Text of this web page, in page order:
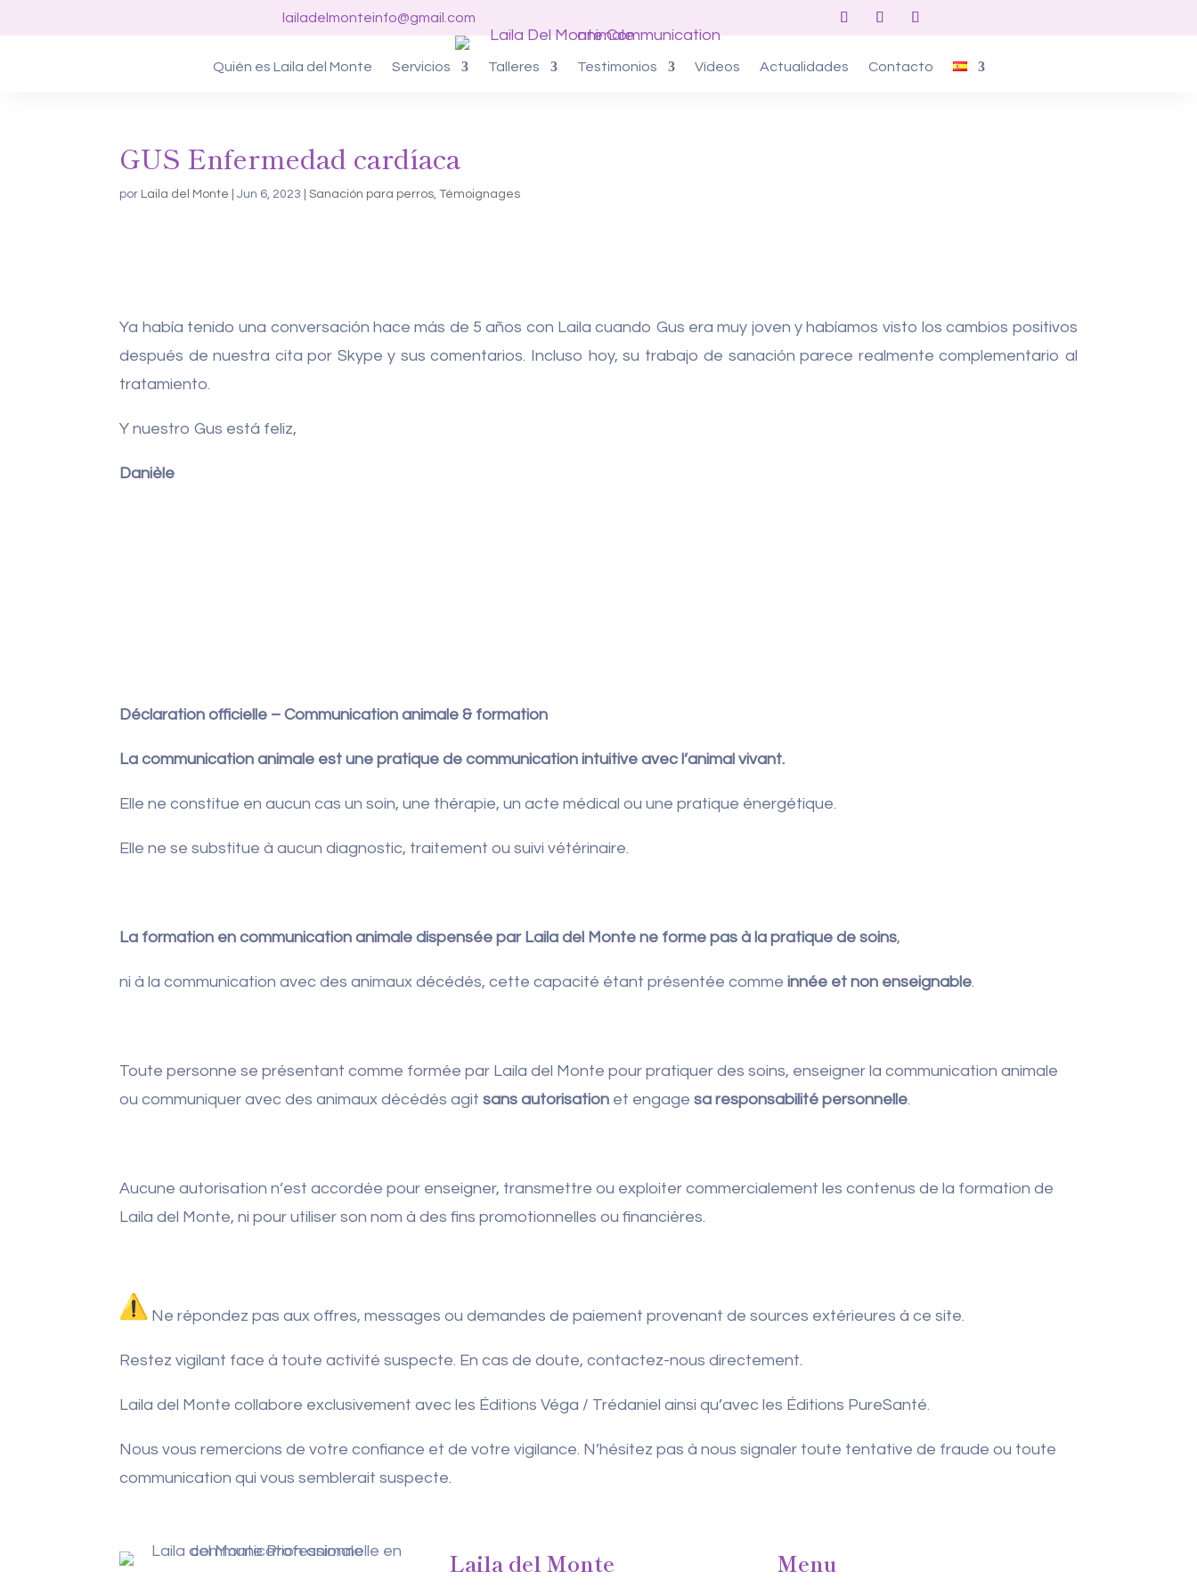
lailadelmonteinfo@gmail.com
Quién es Laila del Monte Servicios Talleres Testimonios Vídeos Actualidades Contacto
GUS Enfermedad cardíaca
por Laila del Monte |Jun 6, 2023 |Sanación para perros,Témoignages
Ya había tenido una conversación hace más de 5 años con Laila cuando Gus era muy joven y habíamos visto los cambios positivos
después de nuestra cita por Skype y sus comentarios. Incluso hoy, su trabajo de sanación parece realmente complementario al
tratamiento.
Y nuestro Gus está feliz,
Danièle
Déclaration officielle – Communication animale & formation
La communication animale est une pratique de communication intuitive avec l’animal vivant.
Elle ne constitue en aucun cas un soin, une thérapie, un acte médical ou une pratique énergétique.
Elle ne se substitue à aucun diagnostic, traitement ou suivi vétérinaire.
La formation en communication animale dispensée par Laila del Monte ne forme pas à la pratique de soins,
ni à la communication avec des animaux décédés, cette capacité étant présentée commeinnée et non enseignable.
Toute personne se présentant comme formée par Laila del Monte pour pratiquer des soins, enseigner la communication animale
ou communiquer avec des animaux décédés agitsans autorisation et engagesa responsabilité personnelle.
Aucune autorisation n’est accordée pour enseigner, transmettre ou exploiter commercialement les contenus de la formation de
Laila del Monte, ni pour utiliser son nom à des fins promotionnelles ou financières.
Ne répondez pas aux offres, messages ou demandes de paiement provenant de sources extérieures à ce site.
Restez vigilant face à toute activité suspecte. En cas de doute, contactez-nous directement.
Laila del Monte collabore exclusivement avec les Éditions Véga / Trédaniel ainsi qu’avec les Éditions PureSanté.
Nous vous remercions de votre confiance et de votre vigilance. N’hésitez pas à nous signaler toute tentative de fraude ou toute
communication qui vous semblerait suspecte.
Laila del Monte Menu